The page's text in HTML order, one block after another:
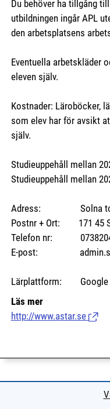
Du behöver ha tillgång
utbildningen ingår APL
den arbetsplatsens
Eventuella arbetskläder
eleven själv.
Kostnader: Läroböcker,
som elev har för avsikt
själv.
Studieuppehåll mellan
Studieuppehåll mellan
Adress: Solna torg
Postnr + Ort: 171 45
Telefon nr:
E-post:
Lärplattform: Google
Läs mer
http://www.astar.se